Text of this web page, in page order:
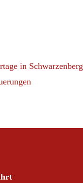
in Schwarzenberg